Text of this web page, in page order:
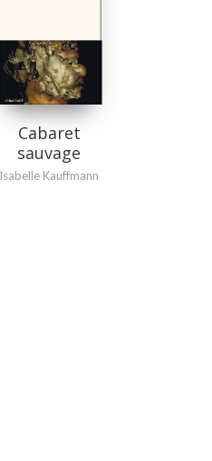
Cabaret
sauvage
Isabelle Kauffmann